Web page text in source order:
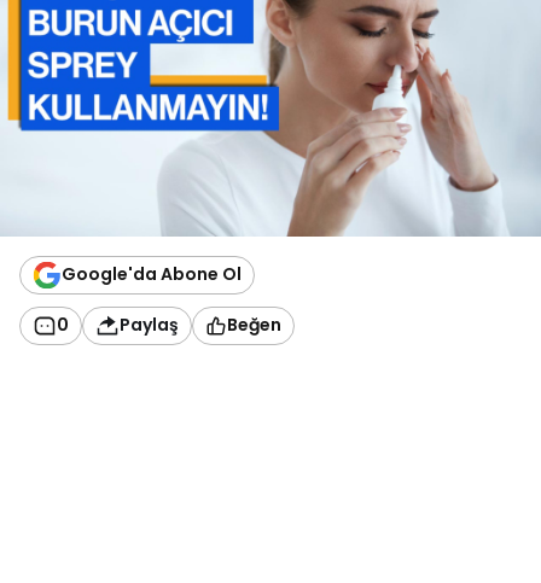
Google'da Abone Ol
0 Paylaş Beğen